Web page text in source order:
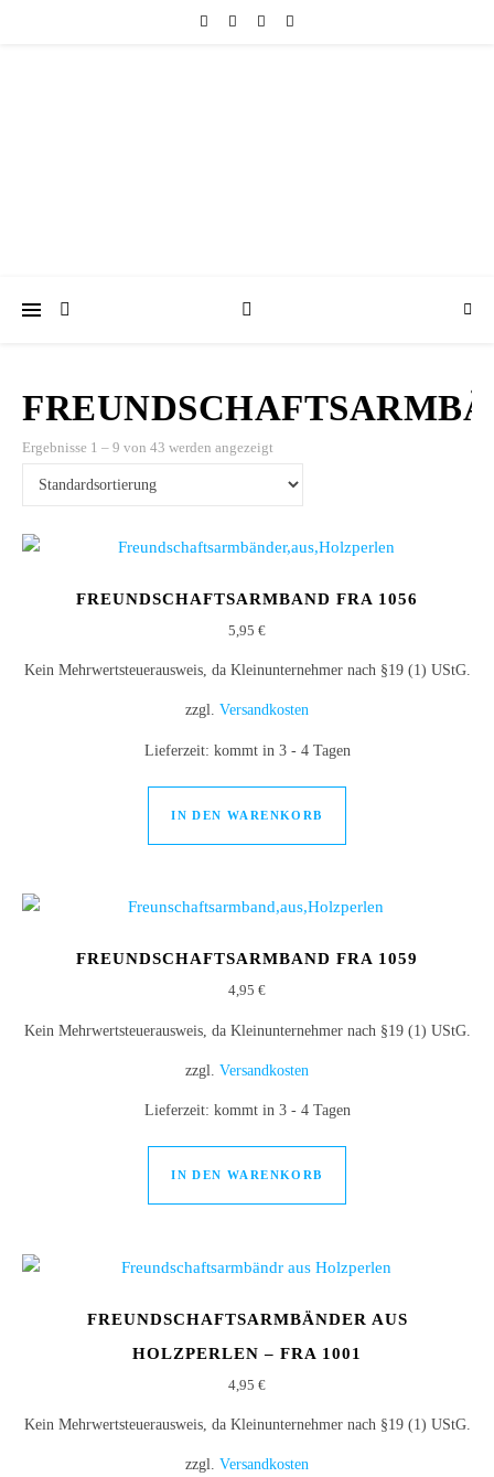
Ergebnisse 1 – 9 von 43 werden angezeigt
FREUNDSCHAFTSARMBAND FRA 1056
5,95 €
Kein Mehrwertsteuerausweis, da Kleinunternehmer nach §19 (1) UStG.
zzgl. Versandkosten
Lieferzeit: kommt in 3 - 4 Tagen
IN DEN WARENKORB
FREUNDSCHAFTSARMBAND FRA 1059
4,95 €
Kein Mehrwertsteuerausweis, da Kleinunternehmer nach §19 (1) UStG.
zzgl. Versandkosten
Lieferzeit: kommt in 3 - 4 Tagen
IN DEN WARENKORB
FREUNDSCHAFTSARMBÄNDER AUS
HOLZPERLEN – FRA 1001
4,95 €
Kein Mehrwertsteuerausweis, da Kleinunternehmer nach §19 (1) UStG.
zzgl. Versandkosten